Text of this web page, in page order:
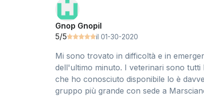
Gnop Gnopil
5/5
il 01-30-2020
Mi sono trovato in difficoltà e in
dell'ultimo minuto. I veterinari sono
che ho conosciuto disponibile lo è
gruppo più grande con sede a